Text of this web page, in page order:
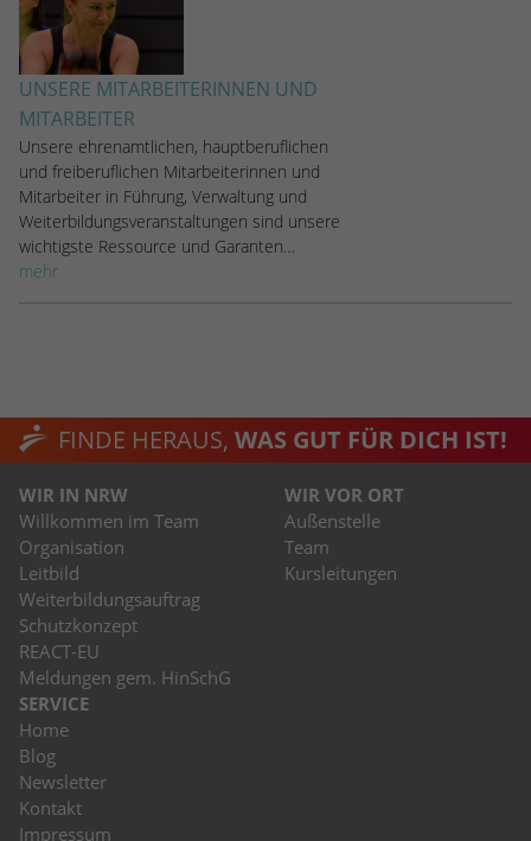
UNSERE MITARBEITERINNEN UND
MITARBEITER
Unsere ehrenamtlichen, hauptberuflichen
und freiberuflichen Mitarbeiterinnen und
Mitarbeiter in Führung, Verwaltung und
Weiterbildungsveranstaltungen sind unsere
wichtigste Ressource und Garanten…
mehr
FINDE HERAUS, WAS GUT FÜR DICH IST!
WIR IN NRW
Willkommen im Team
Organisation
Leitbild
Weiterbildungsauftrag
Schutzkonzept
REACT-EU
Meldungen gem. HinSchG
WIR VOR ORT
Außenstelle
Team
Kursleitungen
SERVICE
Home
Blog
Newsletter
Kontakt
Impressum